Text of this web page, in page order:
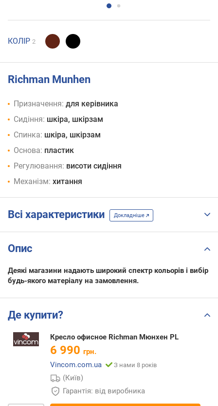
КОЛІР 2
Richman Munhen
Призначення: для керівника
Сидіння: шкіра, шкірзам
Спинка: шкіра, шкірзам
Основа: пластик
Регулювання: висоти сидіння
Механізм: хитання
Всі характеристики Докладніше
Опис
Деякі магазини надають широкий спектр кольорів і вибір
будь-якого матеріалу на замовлення.
Де купити?
Кресло офисное Richman Мюнхен PL
6 990 грн.
Vincom.com.ua
З нами 8 років
(Київ)
Гарантія: від виробника